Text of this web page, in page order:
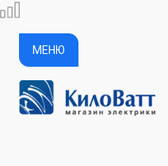
МЕНЮ